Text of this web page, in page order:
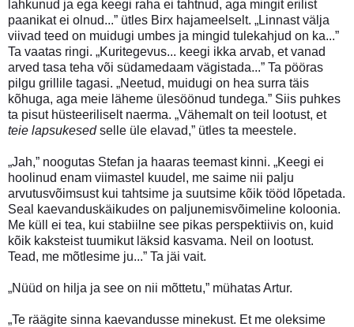
lahkunud ja ega keegi raha ei tahtnud, aga mingit erilist
paanikat ei olnud...” ütles Birx hajameelselt. „Linnast välja
viivad teed on muidugi umbes ja mingid tulekahjud on ka...”
Ta vaatas ringi. „Kuritegevus... keegi ikka arvab, et vanad
arved tasa teha või südamedaam vägistada...” Ta pööras
pilgu grillile tagasi. „Neetud, muidugi on hea surra täis
kõhuga, aga meie läheme ülesöönud tundega.” Siis puhkes
ta pisut hüsteeriliselt naerma. „Vähemalt on teil lootust, et
teie lapsukesedselle üle elavad,” ütles ta meestele.
„Jah,” noogutas Stefan ja haaras teemast kinni. „Keegi ei
hoolinud enam viimastel kuudel, me saime nii palju
arvutusvõimsust kui tahtsime ja suutsime kõik tööd lõpetada.
Seal kaevanduskäikudes on paljunemisvõimeline koloonia.
Me küll ei tea, kui stabiilne see pikas perspektiivis on, kuid
kõik kaksteist tuumikut läksid kasvama. Neil on lootust.
Tead, me mõtlesime ju...” Ta jäi vait.
„Nüüd on hilja ja see on nii mõttetu,” mühatas Artur.
„Te räägite sinna kaevandusse minekust. Et me oleksime